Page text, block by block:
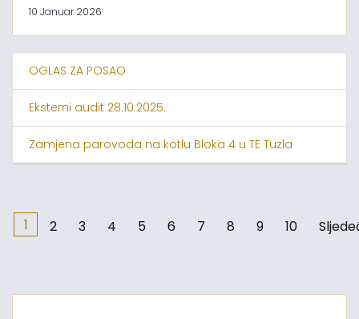
10 Januar 2026
OGLAS ZA POSAO
Eksterni audit 28.10.2025.
Zamjena parovoda na kotlu Bloka 4 u TE Tuzla
1 2 3 4 5 6 7 8 9 10